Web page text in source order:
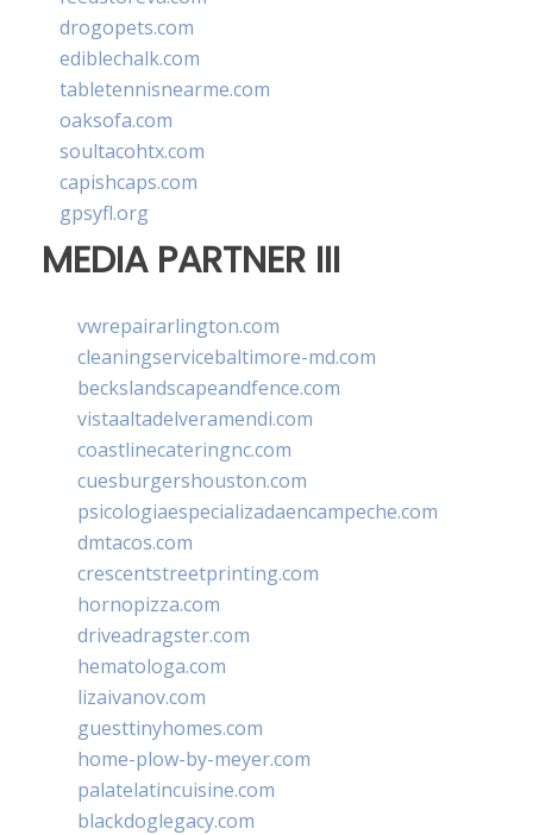
drogopets.com
ediblechalk.com
tabletennisnearme.com
oaksofa.com
soultacohtx.com
capishcaps.com
gpsyfl.org
MEDIA PARTNER III
vwrepairarlington.com
cleaningservicebaltimore-md.com
beckslandscapeandfence.com
vistaaltadelveramendi.com
coastlinecateringnc.com
cuesburgershouston.com
psicologiaespecializadaencampeche.com
dmtacos.com
crescentstreetprinting.com
hornopizza.com
driveadragster.com
hematologa.com
lizaivanov.com
guesttinyhomes.com
home-plow-by-meyer.com
palatelatincuisine.com
blackdoglegacy.com